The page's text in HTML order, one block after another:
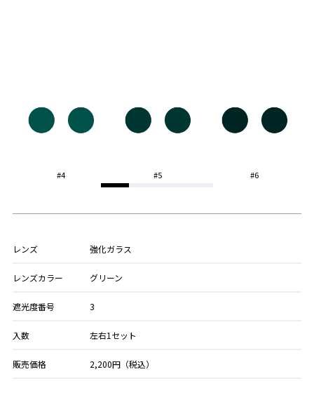
#4 #5 #6
レンズ 強化ガラス
レンズカラー グリーン
遮光度番号 3
入数 左右1セット
販売価格 2,200円（税込）